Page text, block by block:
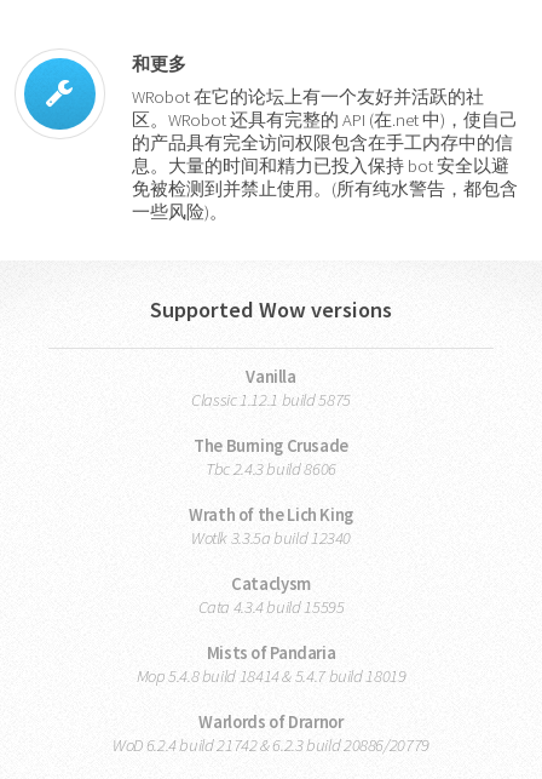
和更多
WRobot 在它的论坛上有一个友好并活跃的社
区。WRobot 还具有完整的 API (在.net 中)，使自己
的产品具有完全访问权限包含在手工内存中的信
息。大量的时间和精力已投入保持 bot 安全以避
免被检测到并禁止使用。(所有纯水警告，都包含
一些风险)。
Supported Wow versions
Vanilla
Classic 1.12.1 build 5875
The Burning Crusade
Tbc 2.4.3 build 8606
Wrath of the Lich King
Wotlk 3.3.5a build 12340
Cataclysm
Cata 4.3.4 build 15595
Mists of Pandaria
Mop 5.4.8 build 18414 & 5.4.7 build 18019
Warlords of Drarnor
WoD 6.2.4 build 21742 & 6.2.3 build 20886/20779